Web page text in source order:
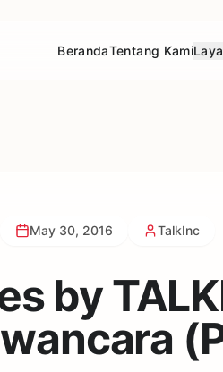
BerandaTentang Kami
May 30, 2016 TalkInc
by